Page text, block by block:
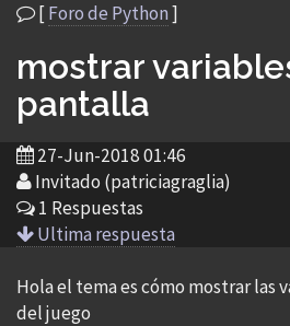
[Foro de Python]
mostrar
pantalla
27-Jun-2018 01:46
Invitado (patriciagraglia)
1 Respuestas
Ultima respuesta
Hola el tema es cómo mostrar las
del juego